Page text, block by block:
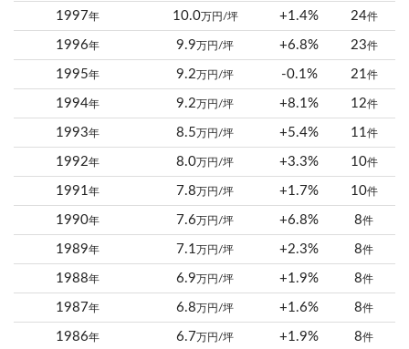
1997年 10.0万円/坪 +1.4% 24件
1996年 9.9万円/坪 +6.8% 23件
1995年 9.2万円/坪 -0.1% 21件
1994年 9.2万円/坪 +8.1% 12件
1993年 8.5万円/坪 +5.4% 11件
1992年 8.0万円/坪 +3.3% 10件
1991年 7.8万円/坪 +1.7% 10件
1990年 7.6万円/坪 +6.8% 8件
1989年 7.1万円/坪 +2.3% 8件
1988年 6.9万円/坪 +1.9% 8件
1987年 6.8万円/坪 +1.6% 8件
1986年 6.7万円/坪 +1.9% 8件